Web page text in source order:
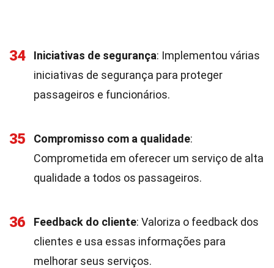
34 Iniciativas de segurança: Implementou várias
iniciativas de segurança para proteger
passageiros e funcionários.
35 Compromisso com a qualidade:
Comprometida em oferecer um serviço de alta
qualidade a todos os passageiros.
36 Feedback do cliente: Valoriza o feedback dos
clientes e usa essas informações para
melhorar seus serviços.